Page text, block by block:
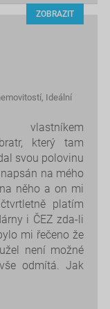
ZOBRAZIT
, Ideální
který tam
svou polovinu
na mého
něho a on mi
platím
i ČEZ zda-li
mi řečeno že
není možné
odmítá. Jak